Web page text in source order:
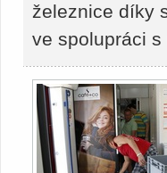
železnice díky
ve spolupráci